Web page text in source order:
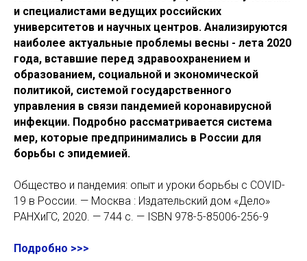
и специалистами ведущих российских
университетов и научных центров. Анализируются
наиболее актуальные проблемы весны - лета 2020
года, вставшие перед здравоохранением и
образованием, социальной и экономической
политикой, системой государственного
управления в связи пандемией коронавирусной
инфекции. Подробно рассматривается система
мер, которые предпринимались в России для
борьбы с эпидемией.
Общество и пандемия: опыт и уроки борьбы с COVID-
19 в России. — Москва : Издательский дом «Дело»
РАНХиГС, 2020. — 744 с. — ISBN 978-5-85006-256-9
Подробно >>>